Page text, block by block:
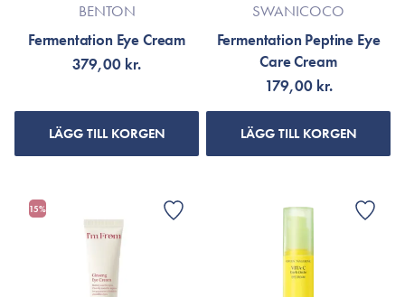
BENTON
Fermentation Eye Cream
379,00 kr.
LÄGG TILL KORGEN
SWANICOCO
Fermentation Peptine Eye
Care Cream
179,00 kr.
LÄGG TILL KORGEN
15%